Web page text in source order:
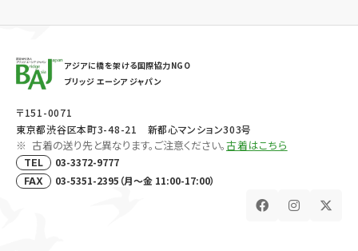
アジアに橋を架ける国際協力NGO
ブリッジ エーシア ジャパン
〒151-0071
東京都渋谷区本町3-48-21 新都心マンション303号
古着の送り先と異なります。ご注意ください。古着はこちら
TEL 03-3372-9777
FAX 03-5351-2395（月～金 11:00-17:00）